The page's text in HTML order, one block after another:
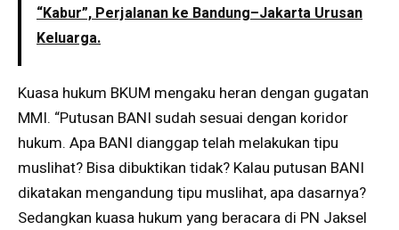
“Kabur”, Perjalanan ke Bandung–Jakarta Urusan
Keluarga.
Kuasa hukum BKUM mengaku heran dengan gugatan
MMI. “Putusan BANI sudah sesuai dengan koridor
hukum. Apa BANI dianggap telah melakukan tipu
muslihat? Bisa dibuktikan tidak? Kalau putusan BANI
dikatakan mengandung tipu muslihat, apa dasarnya?
Sedangkan kuasa hukum yang beracara di PN Jaksel